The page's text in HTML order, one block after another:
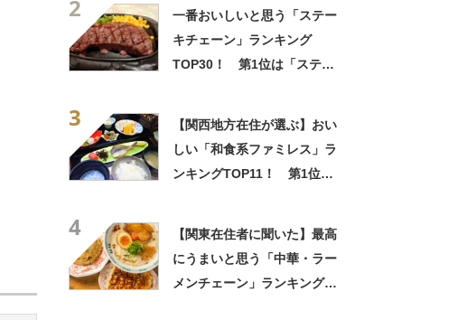
2
一番おいしいと思う「ステー
キチェーン」ランキング
TOP30！ 第1位は「ステー
3
【関西地方在住が選ぶ】おい
しい「和食系ファミレス」ラ
ンキングTOP11！ 第1位は
4
【関東在住者に聞いた】最高
にうまいと思う「中華・ラー
メンチェーン」ランキング